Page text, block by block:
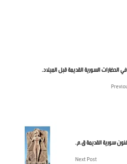
الحضارات السورية القديمة قبل الميلاد.
سورية القديمة ق.م.
Next Post